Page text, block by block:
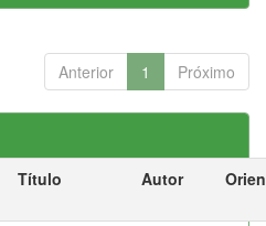
Anterior 1 Próximo
Título Autor